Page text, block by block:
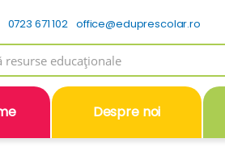
0723 671 102 office@eduprescolar.ro
Despre noi